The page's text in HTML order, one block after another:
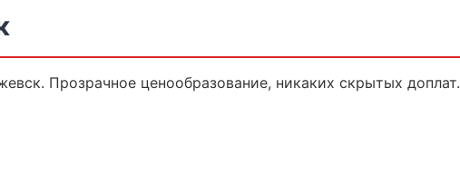
Прозрачное ценообразование, никаких скрытых доплат.